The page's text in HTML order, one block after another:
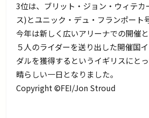
3位は、ブリット・ジョン・ウィテカ
ス)とユニック・デュ・フランポート
今年は新しく広いアリーナでの開催と
５人のライダーを送り出した開催国
ダルを獲得するというイギリスにと
晴らしい一日となりました。
Copyright ©FEI/Jon Stroud